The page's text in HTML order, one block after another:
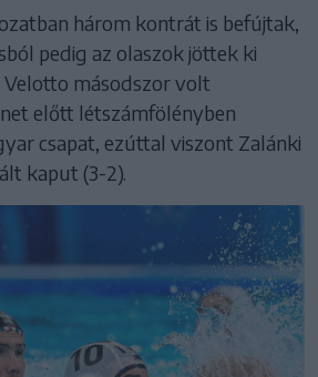
három kontrát is befújtak,
pedig az olaszok jöttek ki
Velotto másodszor volt
előtt létszámfölényben
csapat, ezúttal viszont Zalánki
kaput (3-2).